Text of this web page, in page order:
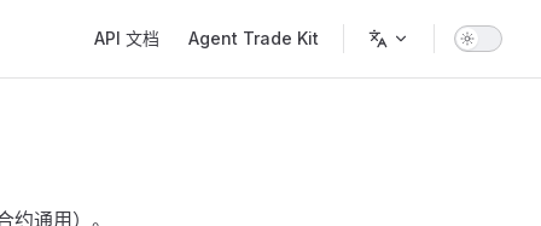
API 文档 Agent Trade Kit
通用）。